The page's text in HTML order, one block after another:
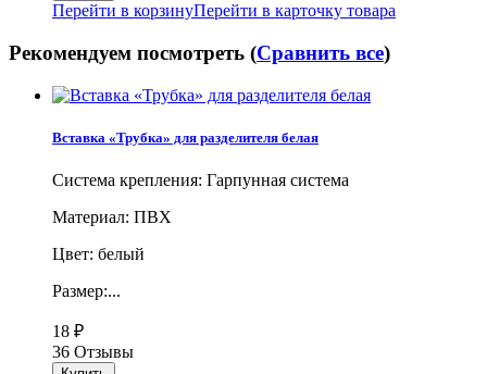
Перейти в корзинуПерейти в карточку товара
Рекомендуем посмотреть (Сравнить все)
Вставка «Трубка» для разделителя белая
Система крепления: Гарпунная система
Материал: ПВХ
Цвет: белый
Размер:...
18 ₽
36 Отзывы